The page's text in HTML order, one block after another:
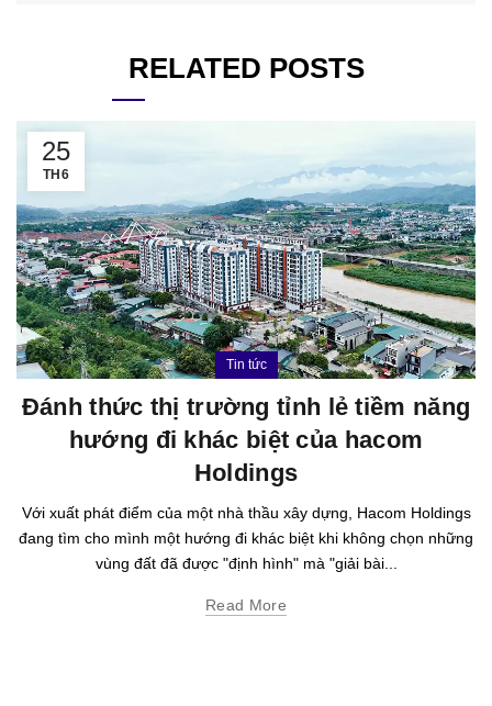
RELATED POSTS
25
TH6
Tin tức
Đánh thức thị trường tỉnh lẻ tiềm năng
hướng đi khác biệt của hacom
Holdings
Với xuất phát điểm của một nhà thầu xây dựng, Hacom Holdings
đang tìm cho mình một hướng đi khác biệt khi không chọn những
vùng đất đã được "định hình" mà "giải bài...
Read More